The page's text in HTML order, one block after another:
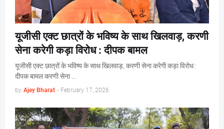
यूजीसी एक्ट छात्रों के भविष्य के साथ खिलवाड़, करणी
सेना करेगी कड़ा विरोध : दीपक बामल
यूजीसी एक्ट छात्रों के भविष्य के साथ खिलवाड़, करणी सेना करेगी कड़ा विरोध :
दीपक बामल करणी सेना …
by Ajey Bharat - February 17, 2026